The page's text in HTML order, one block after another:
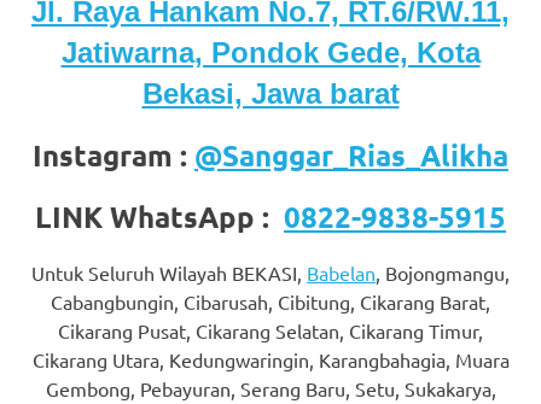
watches.
replica
24
Hours
Online
replica
Jl. Raya Hankam No.7, RT.6/RW.11,
Jatiwarna, Pondok Gede, Kota
Bekasi, Jawa barat
Instagram : @Sanggar_Rias_Alikha
LINK WhatsApp : 0822-9838-5915
Untuk Seluruh Wilayah BEKASI, Babelan, Bojongmangu,
Cabangbungin, Cibarusah, Cibitung, Cikarang Barat,
Cikarang Pusat, Cikarang Selatan, Cikarang Timur,
Cikarang Utara, Kedungwaringin, Karangbahagia, Muara
Gembong, Pebayuran, Serang Baru, Setu, Sukakarya,